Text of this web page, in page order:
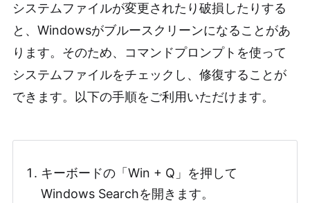
システムファイルが変更されたり破損したりする
と、Windowsがブルースクリーンになることがあ
ります。そのため、コマンドプロンプトを使って
システムファイルをチェックし、修復することが
できます。以下の手順をご利用いただけます。
キーボードの「Win + Q」を押して
Windows Searchを開きます。